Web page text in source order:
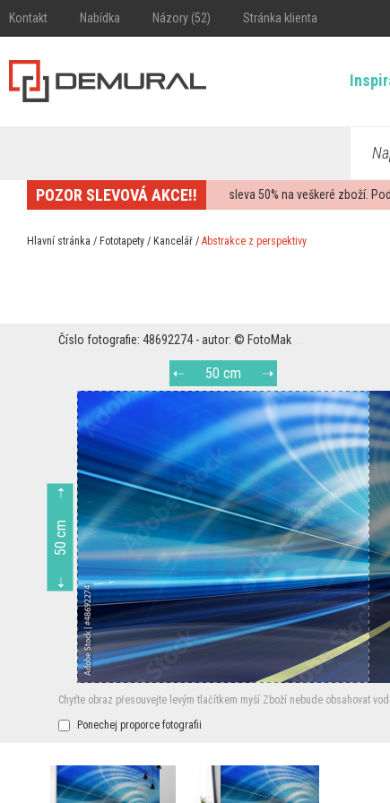
Kontakt Nabídka Názory (52) Stránka klienta
POZOR SLEVOVÁ AKCE!! sleva50% na veškeré zboží.
Hlavní stránka / Fototapety / Kancelář / Abstrakce z perspektivy
Číslo fotografie: 48692274 - autor: © FotoMak
50 cm
50 cm
Chyťte obraz přesouvejte levým tlačítkem myší Zboží nebude obsahovat
Ponechej proporce fotografii